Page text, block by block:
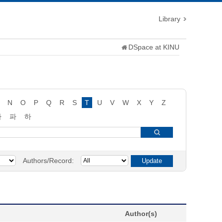
Library
DSpace at KINU
N O P Q R S T U V W X Y
Z
파
하
Authors/Record:
Author(s)